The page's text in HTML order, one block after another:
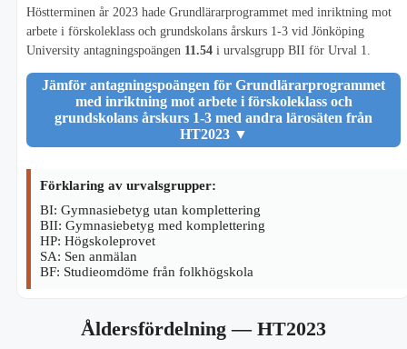
Höstterminen år 2023 hade Grundlärarprogrammet med inriktning mot
arbete i förskoleklass och grundskolans årskurs 1-3 vid Jönköping
University antagningspoängen 11.54 i urvalsgrupp BII för Urval 1.
Jämför antagningspoängen för Grundlärarprogrammet
med inriktning mot arbete i förskoleklass och
grundskolans årskurs 1-3 med andra lärosäten från
HT2023▼
Förklaring av urvalsgrupper:
BI: Gymnasiebetyg utan komplettering
BII: Gymnasiebetyg med komplettering
HP: Högskoleprovet
SA: Sen anmälan
BF: Studieomdöme från folkhögskola
Åldersfördelning— HT2023